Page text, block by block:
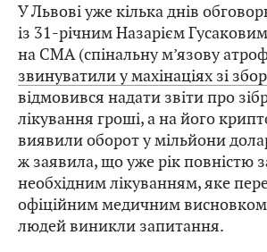
У Львові уже кілька днів
із 31-річним Назарієм
на СМА (спінальну м’язову
звинуватили у махінаціях зі
відмовився надати звіти про
лікування гроші, а на його
виявили оборот у мільйони
ж заявила, що уже рік повністю
необхідним лікуванням, яке
офіційним медичним
людей виникли запитання.